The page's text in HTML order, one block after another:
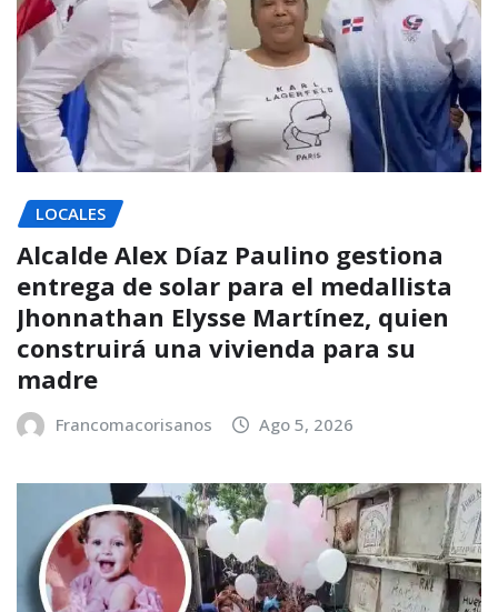
LOCALES
Alcalde Alex Díaz Paulino gestiona
entrega de solar para el medallista
Jhonnathan Elysse Martínez, quien
construirá una vivienda para su
madre
Francomacorisanos Ago 5, 2026